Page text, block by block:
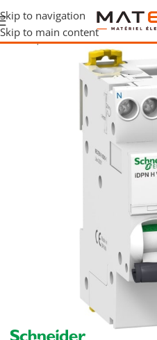
Skip to navigation
Skip to main content
électrique/Protections